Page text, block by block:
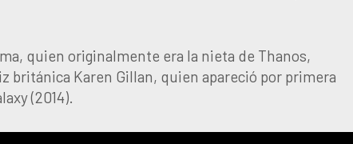
quien originalmente era la nieta de Thanos,
británica Karen Gillan, quien apareció por primera
(2014).